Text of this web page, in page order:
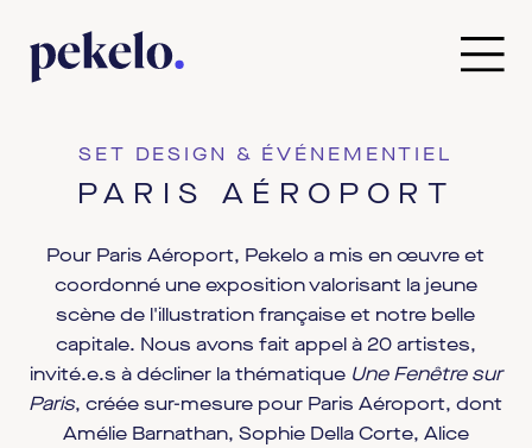
SET DESIGN & ÉVÉNEMENTIEL
PARIS AÉROPORT
Pour Paris Aéroport, Pekelo a mis en œuvre et
coordonné une exposition valorisant la jeune
scène de l'illustration française et notre belle
capitale. Nous avons fait appel à 20 artistes,
invité.e.s à décliner la thématique Une Fenêtre sur
Paris, créée sur-mesure pour Paris Aéroport, dont
Amélie Barnathan, Sophie Della Corte, Alice